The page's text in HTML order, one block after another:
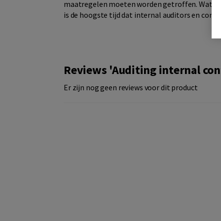
maatregelen moeten worden getroffen. Wat
is de hoogste tijd dat internal auditors en
Reviews 'Auditing internal
Er zijn nog geen reviews voor dit product